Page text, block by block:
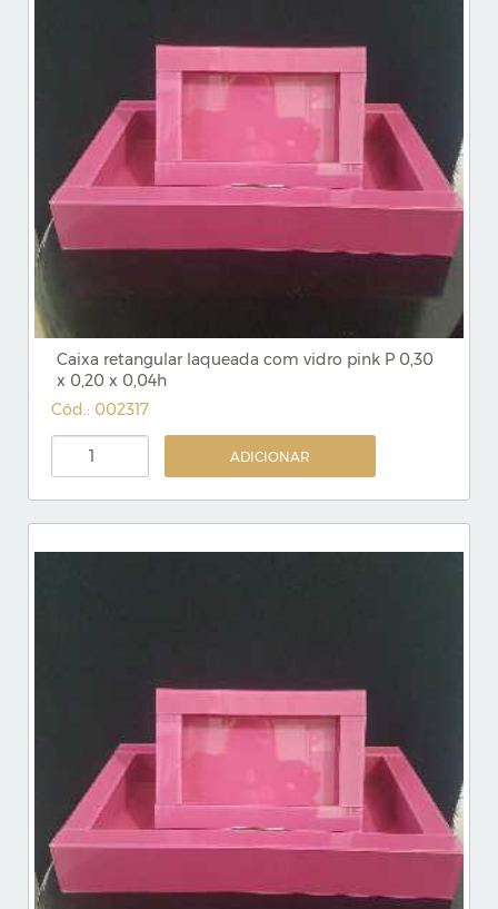
Caixa retangular laqueada com vidro pink P 0,30
x 0,20 x 0,04h
Cód.: 002317
ADICIONAR